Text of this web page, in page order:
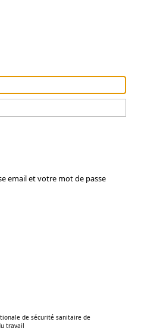
email et votre mot de passe
de sécurité sanitaire de
travail